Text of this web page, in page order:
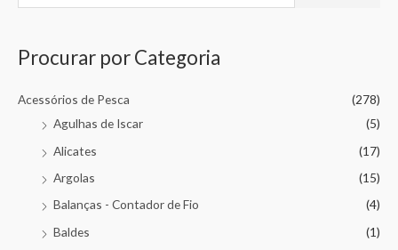
Procurar por Categoria
Acessórios de Pesca
(278)
Agulhas de Iscar
(5)
Alicates
(17)
Argolas
(15)
Balanças - Contador de Fio
(4)
Baldes
(1)